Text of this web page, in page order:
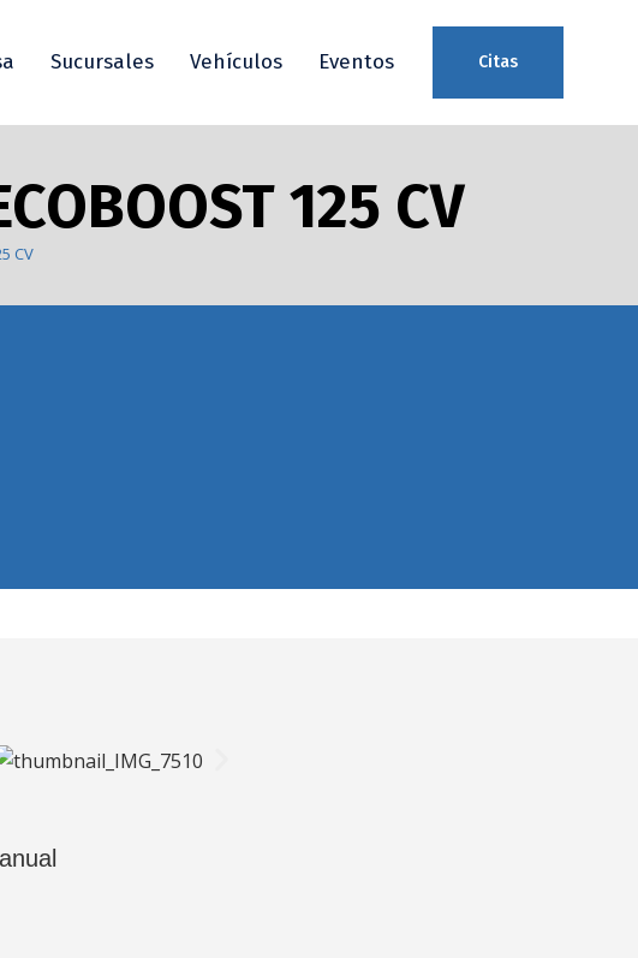
Citas
Sucursales Vehículos Eventos
125 CV
CV